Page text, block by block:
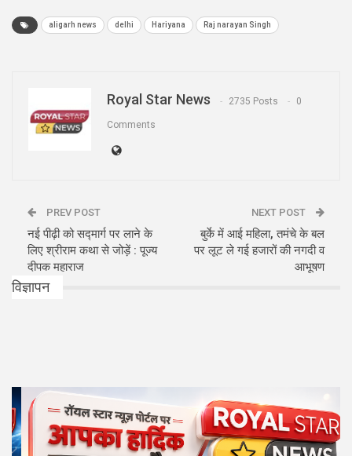
aligarh news delhi Hariyana Raj narayan Singh
Royal Star News 2735 Posts 0
Comments
PREV POST
नई पीढ़ी को सद्मार्ग पर लाने के
लिए श्रीराम कथा से जोड़ें : पूज्य
दीपक महाराज
NEXT POST
बुर्के में आई महिला, तमंचे के बल
पर लूट ले गई हजारों की नगदी व
आभूषण
विज्ञापन